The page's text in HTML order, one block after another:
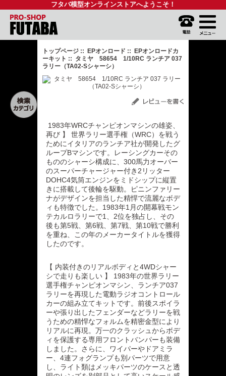
フタバ模型オンラインストアへようこそ！
トップページ :: EPオンロード :: EPオンロードカ
ーキット :: タミヤ 58654 1/10RC ランチア 037
ラリー（TA02-Sシャーシ）
1983年WRCチャンピオンマシンの雄姿、
再び 】 世界ラリー選手権（WRC）を戦う
ためにイタリアのランチア社が開発したグ
ループBマシンです。レーシングカーその
もののシャーシ構成に、300馬力オーバー
のスーパーチャージャー付き2リッター
DOHC4気筒エンジンをミドシップに縦置
きに搭載して後輪を駆動。ピニンファリー
ナがデザインを担当した精悍で流麗なボデ
ィも特徴でした。1983年1月の開幕戦モン
テカルロラリーで1、2位を独占し、その
後も第5戦、第6戦、第7戦、第10戦で勝利
を重ね、この年のメーカータイトルを獲得
したのです。
【 内装付きのリアルボディと4WDシャー
シで走りも楽しい 】 1983年の世界ラリー
選手権チャンピオンマシン、ランチア037
ラリーを再現した電動ラジオコントロール
カーの組み立てキットです。前後スポイラ
ーや張り出したフェンダーなどラリーを戦
うための精悍なフォルムを精密金型により
リアルに再現。万一のクラッシュからボデ
ィを保護する専用フロントバンパーも装備
しました。さらに、ワイパーやドアミラ
ー、4連フォグランプも別パーツで用意
し、ライト類はメッキパーツのケースと透